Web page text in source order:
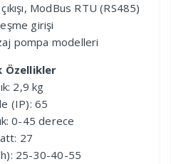
ModBus RTU (RS485)
girişi
pompa modelleri
Özellikler
2,9 kg
(IP): 65
0-45 derece
27
25-30-40-55